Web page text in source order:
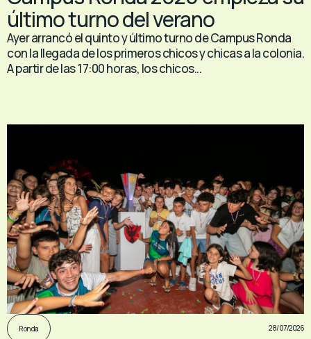
último turno del verano
Ayer arrancó el quinto y último turno de Campus Ronda
con la llegada de los primeros chicos y chicas a la colonia.
A partir de las 17:00 horas, los chicos...
Ronda 28/07/2026